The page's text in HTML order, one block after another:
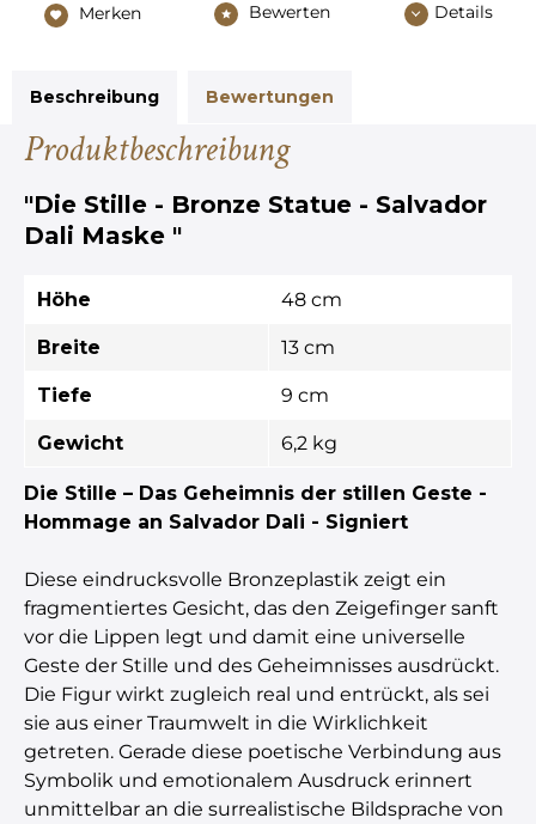
Merken Bewerten Details
Beschreibung Bewertungen
Produktbeschreibung
"Die Stille - Bronze Statue - Salvador
Dali Maske "
Höhe 48 cm
Breite 13 cm
Tiefe 9 cm
Gewicht 6,2 kg
Die Stille – Das Geheimnis der stillen Geste -
Hommage an Salvador Dali - Signiert
Diese eindrucksvolle Bronzeplastik zeigt ein
fragmentiertes Gesicht, das den Zeigefinger sanft
vor die Lippen legt und damit eine universelle
Geste der Stille und des Geheimnisses ausdrückt.
Die Figur wirkt zugleich real und entrückt, als sei
sie aus einer Traumwelt in die Wirklichkeit
getreten. Gerade diese poetische Verbindung aus
Symbolik und emotionalem Ausdruck erinnert
unmittelbar an die surrealistische Bildsprache von